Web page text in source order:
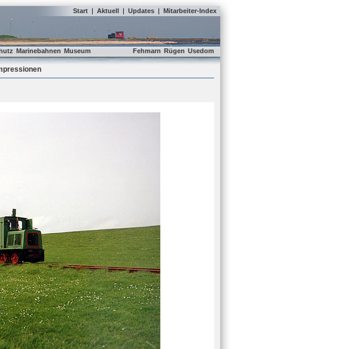
Start | Aktuell | Updates | Mitarbeiter-Index
Marinebahnen Museum Fehmarn Rügen Usedom